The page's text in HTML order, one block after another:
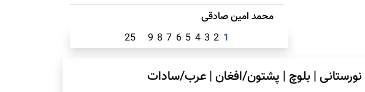
محمد امين صادقی
1
2
3
4
5
6
7
8
9
25
نورستانی| بلوچ | پشتون/افغان|عرب/سادات